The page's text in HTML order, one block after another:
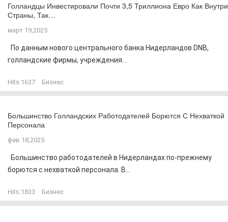
Голландцы Инвестировали Почти 3,5 Триллиона Евро Как Внутри
Страны, Так…
март 19,2025
По данным нового центрального банка Нидерландов DNB,
голландские фирмы, учреждения...
Hits:1637 Бизнес
Большинство Голландских Работодателей Борются С Нехваткой
Персонала
фев 18,2025
Большинство работодателей в Нидерландах по-прежнему
борются с нехваткой персонала. В...
Hits:1833 Бизнес